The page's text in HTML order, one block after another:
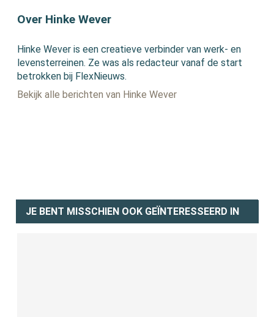
Over Hinke Wever
Hinke Wever is een creatieve verbinder van werk- en
levensterreinen. Ze was als redacteur vanaf de start
betrokken bij FlexNieuws.
Bekijk alle berichten van Hinke Wever
JE BENT MISSCHIEN OOK GEÏNTERESSEERD IN